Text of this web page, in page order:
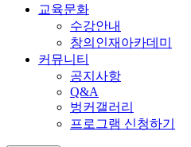
교육문화
수강안내
창의인재아카데미
커뮤니티
공지사항
Q&A
벙커갤러리
프로그램 신청하기